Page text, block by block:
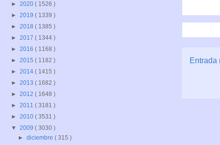
Entrada
► 2020 ( 1526 )
► 2019 ( 1339 )
► 2018 ( 1385 )
► 2017 ( 1344 )
► 2016 ( 1168 )
► 2015 ( 1182 )
► 2014 ( 1415 )
► 2013 ( 1682 )
► 2012 ( 1648 )
► 2011 ( 3181 )
► 2010 ( 3531 )
▼ 2009 ( 3030 )
►diciembre( 315 )